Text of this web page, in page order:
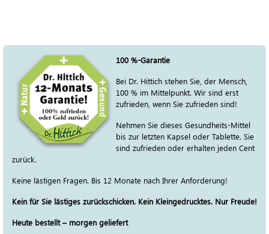
100 %-Garantie
Bei Dr. Hittich stehen Sie, der Mensch,
100 % im Mittelpunkt. Wir sind erst
zufrieden, wenn Sie zufrieden sind!
Nehmen Sie dieses Gesundheits-Mittel
bis zur letzten Kapsel oder Tablette. Sie
sind zufrieden oder erhalten jeden Cent
zurück.
Keine lästigen Fragen. Bis 12 Monate nach Ihrer Anforderung!
Kein für Sie lästiges zurückschicken. Kein Kleingedrucktes. Nur Freude!
Heute bestellt – morgen geliefert